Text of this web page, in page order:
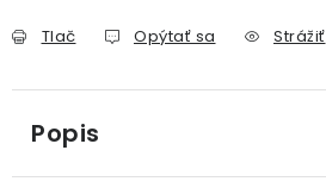
Tlač Opýtať sa Strážiť
Popis